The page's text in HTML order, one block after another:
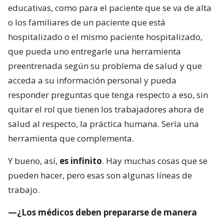
educativas, como para el paciente que se va de alta
o los familiares de un paciente que está
hospitalizado o el mismo paciente hospitalizado,
que pueda uno entregarle una herramienta
preentrenada según su problema de salud y que
acceda a su información personal y pueda
responder preguntas que tenga respecto a eso, sin
quitar el rol que tienen los trabajadores ahora de
salud al respecto, la práctica humana. Sería una
herramienta que complementa.
Y bueno, así, es infinito. Hay muchas cosas que se
pueden hacer, pero esas son algunas líneas de
trabajo.
—¿Los médicos deben prepararse de manera